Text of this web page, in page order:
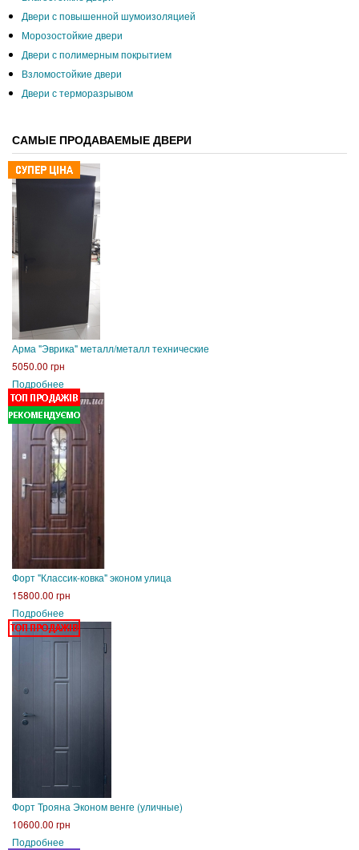
Двери с повышенной шумоизоляцией
Морозостойкие двери
Двери с полимерным покрытием
Взломостойкие двери
Двери с терморазрывом
САМЫЕ ПРОДАВАЕМЫЕ ДВЕРИ
Арма "Эврика" металл/металл технические
5050.00 грн
Подробнее
Форт "Классик-ковка" эконом улица
15800.00 грн
Подробнее
Форт Трояна Эконом венге (уличные)
10600.00 грн
Подробнее